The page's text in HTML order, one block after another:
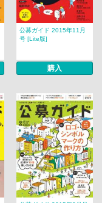
公募ガイド 2015年11月
号 [Lite版]
購入